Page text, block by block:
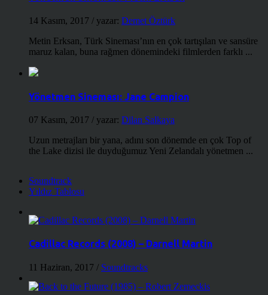
14 Kasım, 2017 / yazar: Demet Öztürk
Metin Erksan, Türk Sineması’nın en çok tartışılan ve sansüre
maruz kalan, buna rağmen dönemindeki filmlerden farklı ...
Yönetmen Sineması: Jane Campion
07 Kasım, 2017 / yazar: Dilan Salkaya
Uzun metrajları bir yana, adını son dönemde en çok Top of
the Lake dizisi ile duyduğumuz Yeni Zelandalı yönetmen ...
Soundtrack
Yıldız Tablosu
Cadillac Records (2008) – Darnell Martin
11 Haziran, 2017 / Soundtracks